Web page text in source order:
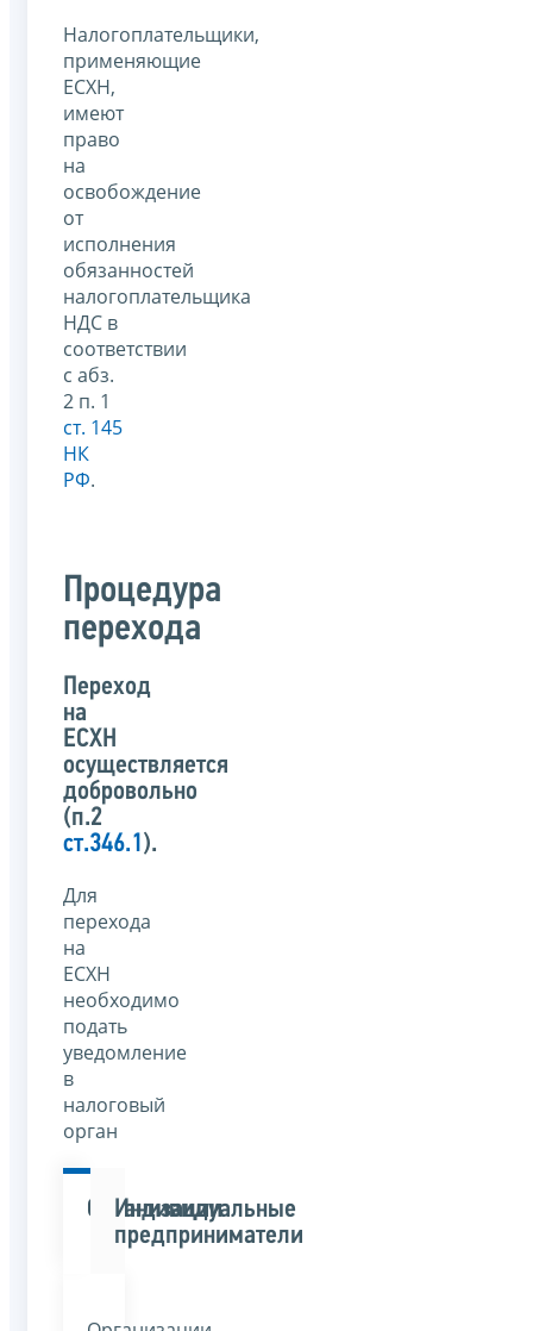
Налогоплательщики,
применяющие
ЕСХН,
имеют
право
на
освобождение
от
исполнения
обязанностей
налогоплательщика
НДС в
соответствии
с абз.
2 п. 1
ст. 145
НК
РФ.
Процедура
перехода
Переход
на
ЕСХН
осуществляется
добровольно
(п.2
ст.346.1).
Для
перехода
на
ЕСХН
необходимо
подать
уведомление
в
налоговый
орган
Организации
Индивидуальные
предприниматели